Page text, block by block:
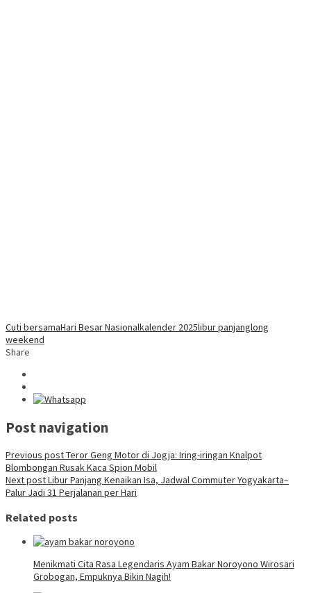
Cuti bersamaHari Besar Nasionalkalender 2025libur panjanglong
weekend
Share
Post navigation
Previous postTeror Geng Motor di Jogja: Iring-iringan Knalpot
Blombongan Rusak Kaca Spion Mobil
Next postLibur Panjang Kenaikan Isa, Jadwal Commuter Yogyakarta–
Palur Jadi 31 Perjalanan per Hari
Related posts
Menikmati Cita Rasa Legendaris Ayam Bakar Noroyono Wirosari
Grobogan, Empuknya Bikin Nagih!